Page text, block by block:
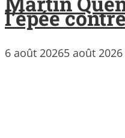
l’épée
6 août 20265 août 2026